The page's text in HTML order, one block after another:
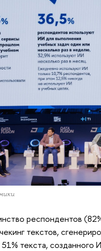
респондентов
текстов,
текста,